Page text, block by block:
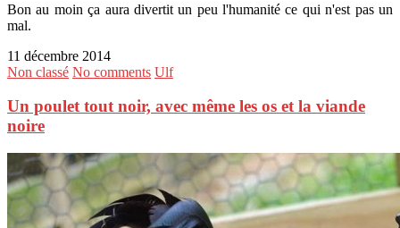
Bon au moin ça aura divertit un peu l'humanité ce qui n'est pas un
mal.
11 décembre 2014
Non classé No comments Ulf
Un poulet tout noir, avec même les os et la viande
noire